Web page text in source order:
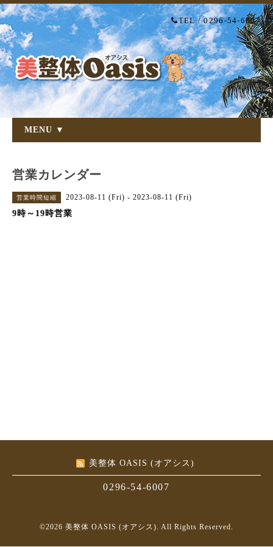
TEL / 0296-54-6007
MENU ▼
営業カレンダー
営業時間短縮 2023-08-11 (Fri) - 2023-08-11 (Fri)
9時～19時営業
美整体 OASIS (オアシス)
0296-54-6007
©2026 美整体 OASIS (オアシス). All Rights Reserved.